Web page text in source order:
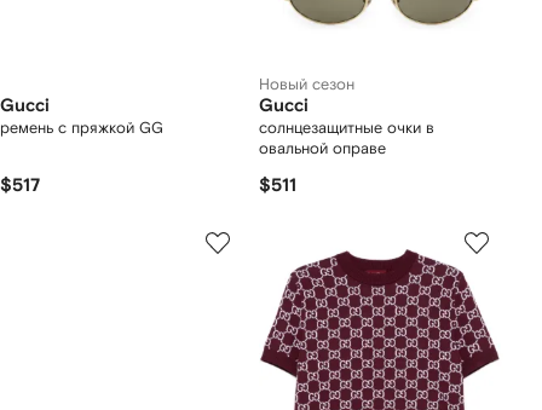
Gucci
ремень с пряжкой GG
$517
Новый сезон
Gucci
солнцезащитные очки в
овальной оправе
$511